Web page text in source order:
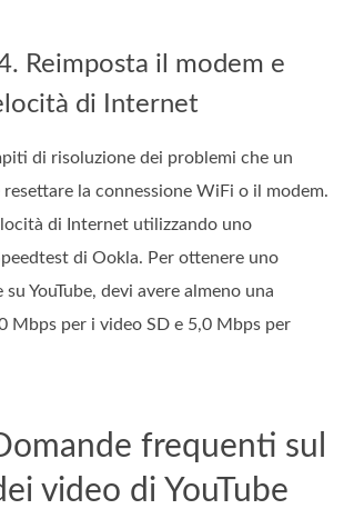
Reimposta il modem e
di Internet
di risoluzione dei problemi che un
la connessione WiFi o il modem.
di Internet utilizzando uno
di Ookla. Per ottenere uno
YouTube, devi avere almeno una
Mbps per i video SD e 5,0 Mbps per
frequenti sul
video di YouTube